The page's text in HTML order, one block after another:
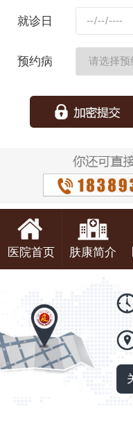
就诊日
预约病
医院首页 肤康简介